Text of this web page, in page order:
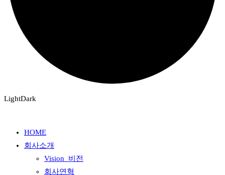
LightDark
HOME
회사소개
Vision_비전
회사연혁